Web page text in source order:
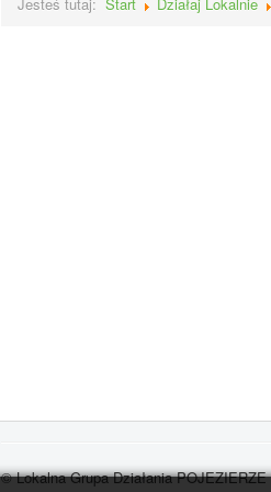
© Lokalna Grupa Działania